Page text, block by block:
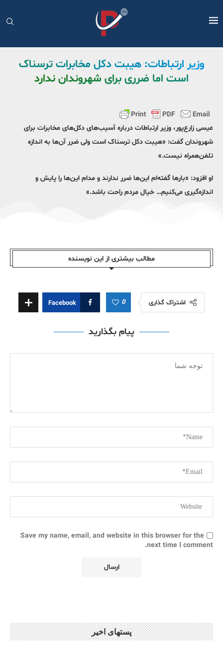
وزیر ارتباطات: هیبت دکل مخابرات ترسناک
است اما ضرری برای شهروندان ندارد
عیسی زارع‌پور،‌ وزیر ارتباطات درباره آسیب‌های دکل‌های مخابرات برای
شهروندان گفت: «هیبت دکل ترسناک است ولی ضرر آن‌ها به اندازه
تلفن‌همراه نیست.»
او افزود: «بارها گفته‌ام این‌ها ضرر ندارند و مدام این‌ها را پایش و
اندازه‌گیری می‌کنیم… خیال مردم راحت باشد.»
مطالب بیشتری از این نویسندە
اشتراک گذاری 0
Facebook
پیام بگذارید
Save my name, email, and website in this browser for the
next time I comment.
پستهای اخیر